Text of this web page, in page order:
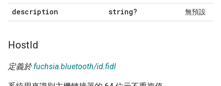
description string? 無預設
HostId
定義於 fuchsia.bluetooth/id.fidl